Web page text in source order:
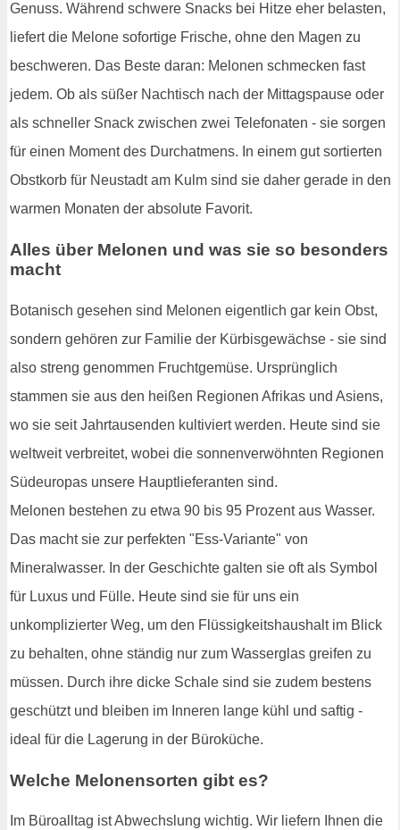
Genuss. Während schwere Snacks bei Hitze eher belasten,
liefert die Melone sofortige Frische, ohne den Magen zu
beschweren. Das Beste daran: Melonen schmecken fast
jedem. Ob als süßer Nachtisch nach der Mittagspause oder
als schneller Snack zwischen zwei Telefonaten - sie sorgen
für einen Moment des Durchatmens. In einem gut sortierten
Obstkorb für Neustadt am Kulm sind sie daher gerade in den
warmen Monaten der absolute Favorit.
Alles über Melonen und was sie so besonders
macht
Botanisch gesehen sind Melonen eigentlich gar kein Obst,
sondern gehören zur Familie der Kürbisgewächse - sie sind
also streng genommen Fruchtgemüse. Ursprünglich
stammen sie aus den heißen Regionen Afrikas und Asiens,
wo sie seit Jahrtausenden kultiviert werden. Heute sind sie
weltweit verbreitet, wobei die sonnenverwöhnten Regionen
Südeuropas unsere Hauptlieferanten sind.
Melonen bestehen zu etwa 90 bis 95 Prozent aus Wasser.
Das macht sie zur perfekten "Ess-Variante" von
Mineralwasser. In der Geschichte galten sie oft als Symbol
für Luxus und Fülle. Heute sind sie für uns ein
unkomplizierter Weg, um den Flüssigkeitshaushalt im Blick
zu behalten, ohne ständig nur zum Wasserglas greifen zu
müssen. Durch ihre dicke Schale sind sie zudem bestens
geschützt und bleiben im Inneren lange kühl und saftig -
ideal für die Lagerung in der Büroküche.
Welche Melonensorten gibt es?
Im Büroalltag ist Abwechslung wichtig. Wir liefern Ihnen die